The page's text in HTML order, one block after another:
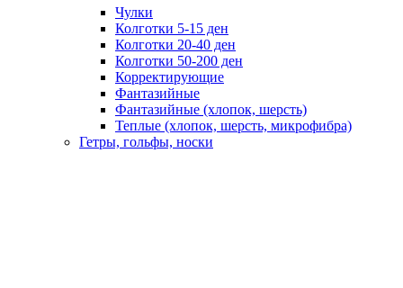
Чулки
Колготки 5-15 ден
Колготки 20-40 ден
Колготки 50-200 ден
Корректирующие
Фантазийные
Фантазийные (хлопок, шерсть)
Теплые (хлопок, шерсть, микрофибра)
Гетры, гольфы, носки